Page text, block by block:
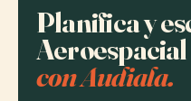
Planifica y
con Audiala.